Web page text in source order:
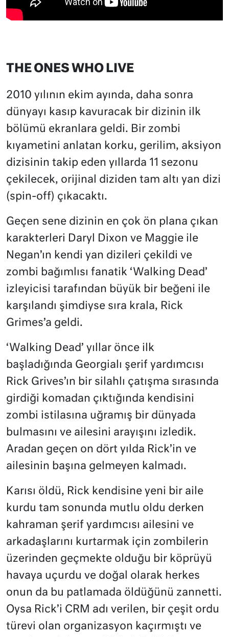
THE ONES WHO LIVE
2010 yılının ekim ayında, daha sonra
dünyayı kasıp kavuracak bir dizinin ilk
bölümü ekranlara geldi. Bir zombi
kıyametini anlatan korku, gerilim, aksiyon
dizisinin takip eden yıllarda 11 sezonu
çekilecek, orijinal diziden tam altı yan dizi
(spin-off) çıkacaktı.
Geçen sene dizinin en çok ön plana çıkan
karakterleri Daryl Dixon ve Maggie ile
Negan’ın kendi yan dizileri çekildi ve
zombi bağımlısı fanatik ‘Walking Dead’
izleyicisi tarafından büyük bir beğeni ile
karşılandı şimdiyse sıra krala, Rick
Grimes’a geldi.
‘Walking Dead’ yıllar önce ilk
başladığında Georgialı şerif yardımcısı
Rick Grives’ın bir silahlı çatışma sırasında
girdiği komadan çıktığında kendisini
zombi istilasına uğramış bir dünyada
bulmasını ve ailesini arayışını izledik.
Aradan geçen on dört yılda Rick’in ve
ailesinin başına gelmeyen kalmadı.
Karısı öldü, Rick kendisine yeni bir aile
kurdu tam sonunda mutlu oldu derken
kahraman şerif yardımcısı ailesini ve
arkadaşlarını kurtarmak için zombilerin
üzerinden geçmekte olduğu bir köprüyü
havaya uçurdu ve doğal olarak herkes
onun da bu patlamada öldüğünü zannetti.
Oysa Rick’i CRM adı verilen, bir çeşit ordu
türevi olan organizasyon kaçırmıştı ve